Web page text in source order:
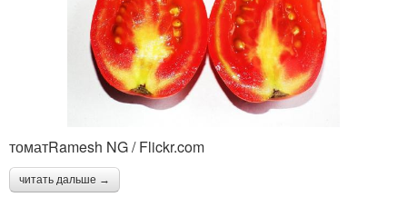
томатRamesh NG / Flickr.com
читать дальше →